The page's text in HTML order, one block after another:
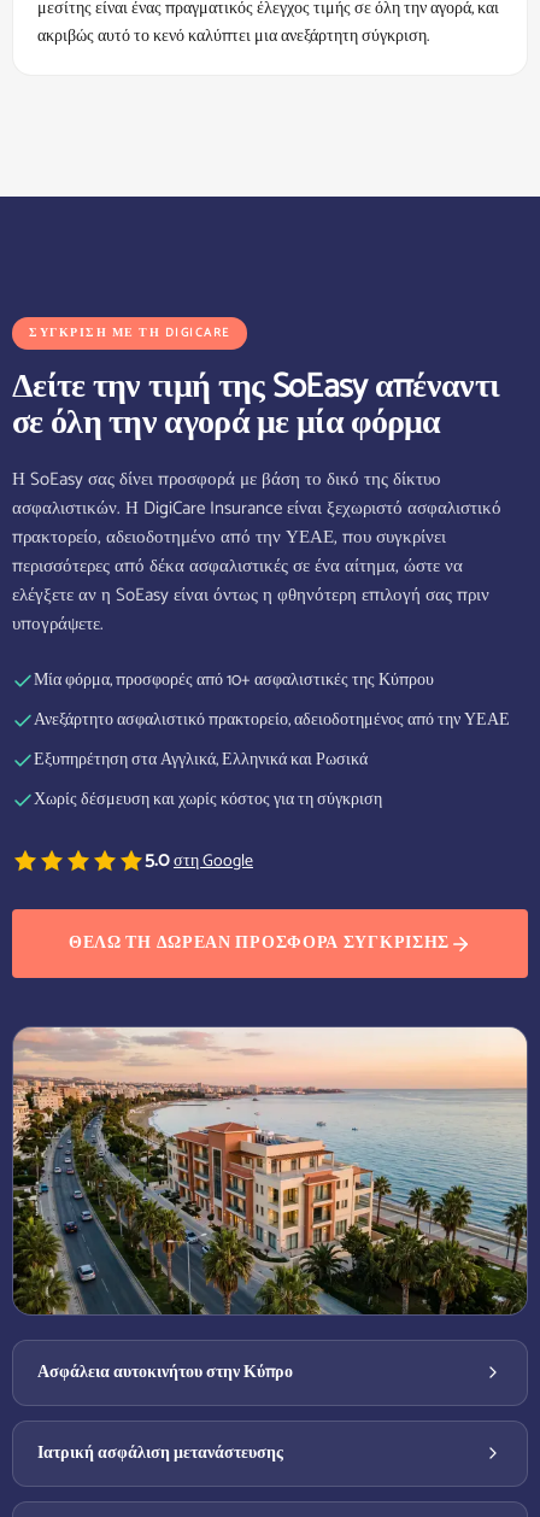
μεσίτης είναι ένας πραγματικός έλεγχος τιμής σε όλη την αγορά, και
ακριβώς αυτό το κενό καλύπτει μια ανεξάρτητη σύγκριση.
ΣΎΓΚΡΙΣΗ ΜΕ ΤΗ DIGICARE
Δείτε την τιμή της SoEasy απέναντι
σε όλη την αγορά με μία φόρμα
Η SoEasy σας δίνει προσφορά με βάση το δικό της δίκτυο
ασφαλιστικών. Η DigiCare Insurance είναι ξεχωριστό ασφαλιστικό
πρακτορείο, αδειοδοτημένο από την ΥΕΑΕ, που συγκρίνει
περισσότερες από δέκα ασφαλιστικές σε ένα αίτημα, ώστε να
ελέγξετε αν η SoEasy είναι όντως η φθηνότερη επιλογή σας πριν
υπογράψετε.
Μία φόρμα, προσφορές από 10+ ασφαλιστικές της Κύπρου
Ανεξάρτητο ασφαλιστικό πρακτορείο, αδειοδοτημένος από την ΥΕΑΕ
Εξυπηρέτηση στα Αγγλικά, Ελληνικά και Ρωσικά
Χωρίς δέσμευση και χωρίς κόστος για τη σύγκριση
5.0στη Google
ΘΈΛΩ ΤΗ ΔΩΡΕΆΝ ΠΡΟΣΦΟΡΆ ΣΎΓΚΡΙΣΗΣ
Ασφάλεια αυτοκινήτου στην Κύπρο
Ιατρική ασφάλιση μετανάστευσης